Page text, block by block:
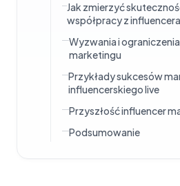
Jak zmierzyć
współpracy z
Wyzwania i
marketingu
Przykłady sukcesów
influencerskiego live
Przyszłość influencer
Podsumowanie